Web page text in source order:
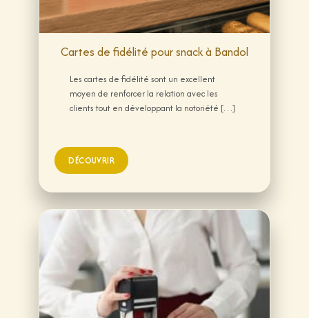
Cartes de fidélité pour snack à Bandol
Les cartes de fidélité sont un excellent
moyen de renforcer la relation avec les
clients tout en développant la notoriété […]